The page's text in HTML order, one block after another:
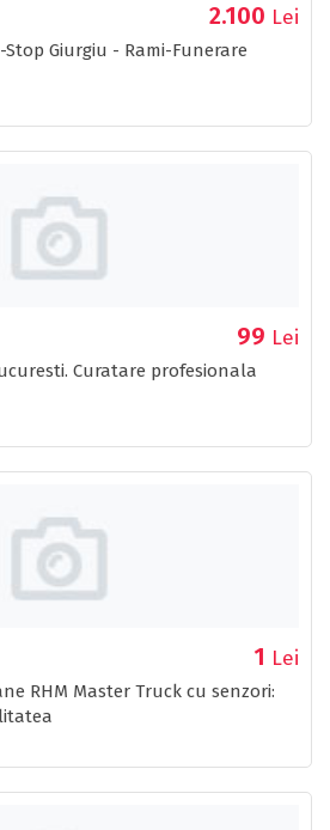
2.100 Lei
Giurgiu - Rami-Funerare
99 Lei
Curatare profesionala
1 Lei
RHM Master Truck cu senzori: